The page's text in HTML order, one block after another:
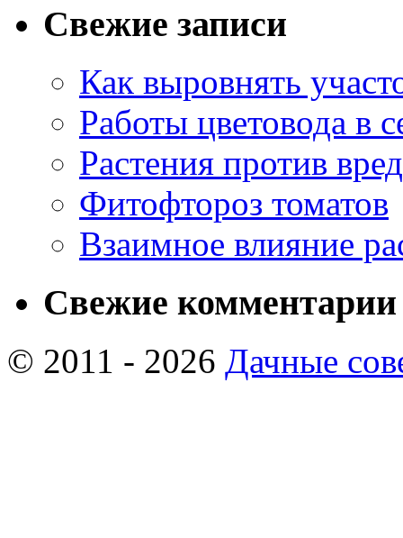
Свежие записи
Как выровнять
Работы цветовода в
Растения против
Фитофтороз томатов
Взаимное влияние
Свежие комментарии
© 2011 - 2026 Дачные